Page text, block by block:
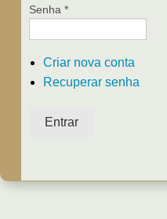
Senha *
Criar nova conta
Recuperar senha
Entrar